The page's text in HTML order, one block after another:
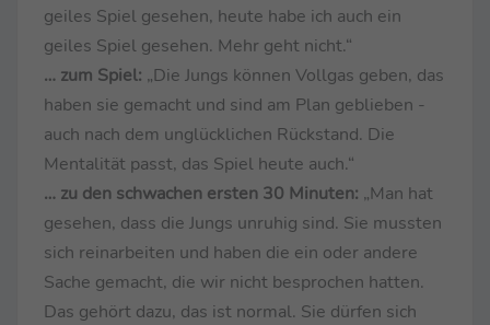
geiles Spiel gesehen, heute habe ich auch ein
geiles Spiel gesehen. Mehr geht nicht.“
… zum Spiel: „Die Jungs können Vollgas geben, das
haben sie gemacht und sind am Plan geblieben -
auch nach dem unglücklichen Rückstand. Die
Mentalität passt, das Spiel heute auch.“
… zu den schwachen ersten 30 Minuten: „Man hat
gesehen, dass die Jungs unruhig sind. Sie mussten
sich reinarbeiten und haben die ein oder andere
Sache gemacht, die wir nicht besprochen hatten.
Das gehört dazu, das ist normal. Sie dürfen sich